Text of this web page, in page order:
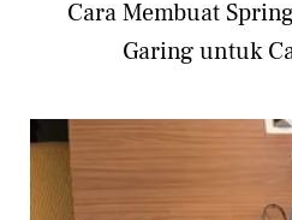
Cara Membuat
Garing untuk